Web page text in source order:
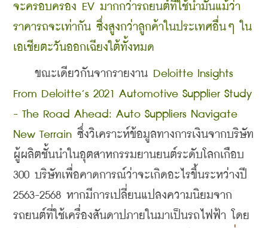
จะครอบครอง EV มากกว่ารถยนต์ที่ใช้น้ำมันแม้ว่า
ราคารถจะเท่ากัน ซึ่งสูงกว่าลูกค้าในประเทศอื่นๆ ใน
เอเชียตะวันออกเฉียงใต้ทั้งหมด
ขณะเดียวกันจากรายงาน Deloitte Insights
From Deloitte’s 2021 Automotive Supplier Study
- The Road Ahead: Auto Suppliers Navigate
New Terrain ซึ่งวิเคราะห์ข้อมูลทางการเงินจากบริษัท
ผู้ผลิตชั้นนำในอุตสาหกรรมยานยนต์ระดับโลกเกือบ
300 บริษัทเพื่อคาดการณ์ว่าจะเกิดอะไรขึ้นระหว่างปี
2563-2568 หากมีการเปลี่ยนแปลงความนิยมจาก
รถยนต์ที่ใช้เครื่องสันดาปภายในมาเป็นรถไฟฟ้า โดย